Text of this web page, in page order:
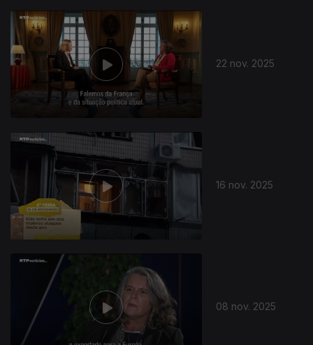
22 nov. 2025
16 nov. 2025
08 nov. 2025